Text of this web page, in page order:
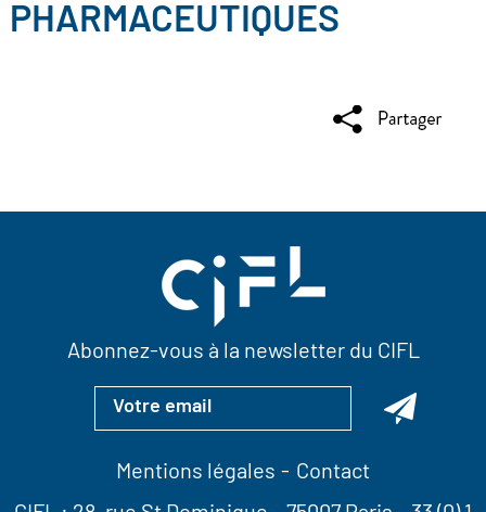
PHARMACEUTIQUES
Abonnez-vous à la newsletter du CIFL
Mentions légales
Contact